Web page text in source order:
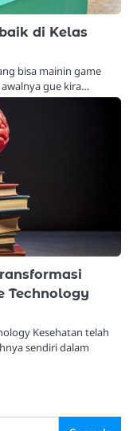
di Kelas
bisa mainin game
gue kira…
Technology
Kesehatan telah
sendiri dalam